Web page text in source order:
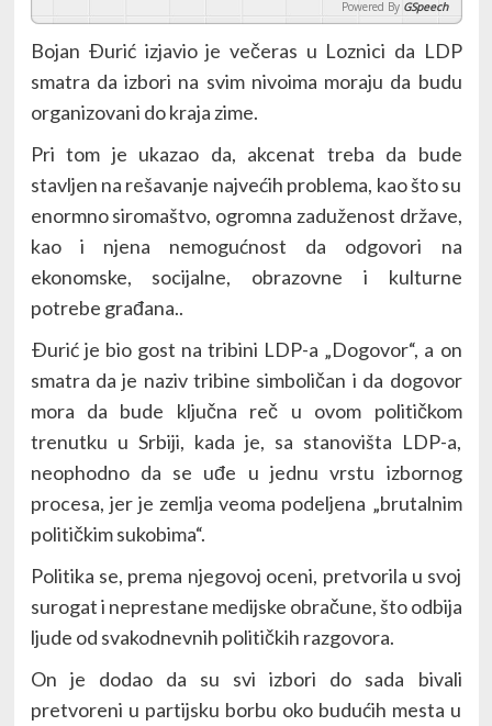
Powered By GSpeech
Bojan Ðurić izjavio je večeras u Loznici da LDP
smatra da izbori na svim nivoima moraju da budu
organizovani do kraja zime.
Pri tom je ukazao da, akcenat treba da bude
stavljen na rešavanje najvećih problema, kao što su
enormno siromaštvo, ogromna zaduženost države,
kao i njena nemogućnost da odgovori na
ekonomske, socijalne, obrazovne i kulturne
potrebe građana..
Ðurić je bio gost na tribini LDP-a „Dogovor“, a on
smatra da je naziv tribine simboličan i da dogovor
mora da bude ključna reč u ovom političkom
trenutku u Srbiji, kada je, sa stanovišta LDP-a,
neophodno da se uđe u jednu vrstu izbornog
procesa, jer je zemlja veoma podeljena „brutalnim
političkim sukobima“.
Politika se, prema njegovoj oceni, pretvorila u svoj
surogat i neprestane medijske obračune, što odbija
ljude od svakodnevnih političkih razgovora.
On je dodao da su svi izbori do sada bivali
pretvoreni u partijsku borbu oko budućih mesta u